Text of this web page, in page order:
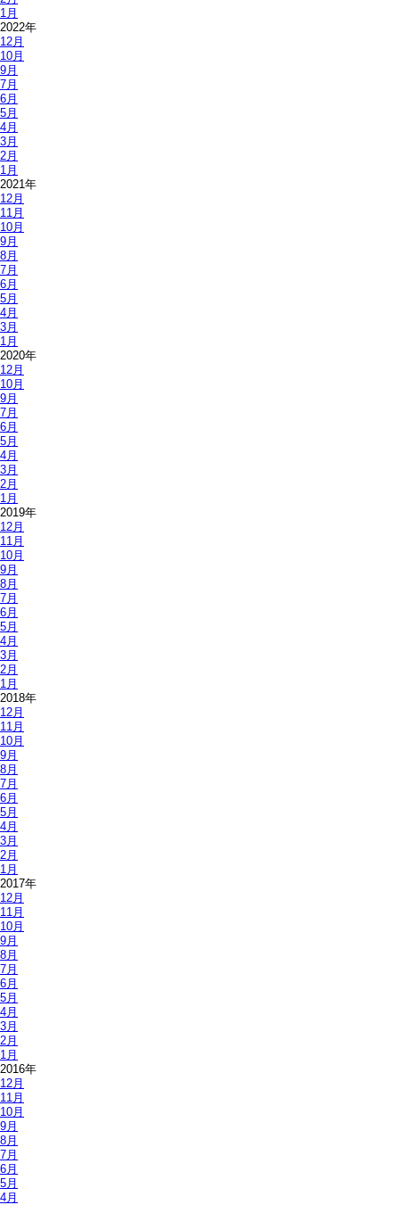
1月
2022年
12月
10月
9月
7月
6月
5月
4月
3月
2月
1月
2021年
12月
11月
10月
9月
8月
7月
6月
5月
4月
3月
1月
2020年
12月
10月
9月
7月
6月
5月
4月
3月
2月
1月
2019年
12月
11月
10月
9月
8月
7月
6月
5月
4月
3月
2月
1月
2018年
12月
11月
10月
9月
8月
7月
6月
5月
4月
3月
2月
1月
2017年
12月
11月
10月
9月
8月
7月
6月
5月
4月
3月
2月
1月
2016年
12月
11月
10月
9月
8月
7月
6月
5月
4月